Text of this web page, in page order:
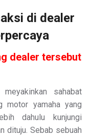
di dealer
dealer tersebut
sahabat
motor yamaha yang
dahulu kunjungi
dituju. Sebab sebuah